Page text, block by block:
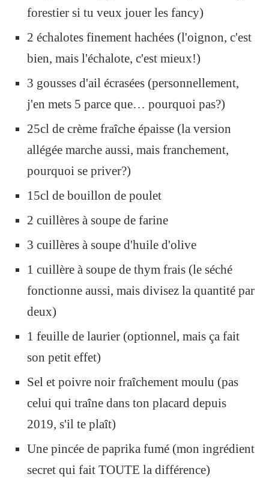
forestier si tu veux jouer les fancy)
2 échalotes finement hachées (l'oignon, c'est
bien, mais l'échalote, c'est mieux!)
3 gousses d'ail écrasées (personnellement,
j'en mets 5 parce que… pourquoi pas?)
25cl de crème fraîche épaisse (la version
allégée marche aussi, mais franchement,
pourquoi se priver?)
15cl de bouillon de poulet
2 cuillères à soupe de farine
3 cuillères à soupe d'huile d'olive
1 cuillère à soupe de thym frais (le séché
fonctionne aussi, mais divisez la quantité par
deux)
1 feuille de laurier (optionnel, mais ça fait
son petit effet)
Sel et poivre noir fraîchement moulu (pas
celui qui traîne dans ton placard depuis
2019, s'il te plaît)
Une pincée de paprika fumé (mon ingrédient
secret qui fait TOUTE la différence)